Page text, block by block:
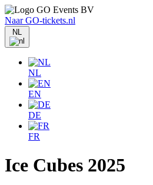
Naar GO-tickets.nl
NL
NL
EN
DE
FR
Ice Cubes 2025